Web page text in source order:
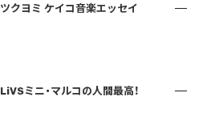
ツクヨミ ケイコ音楽エッセイ
LiVSミニ・マルコの人間最高！